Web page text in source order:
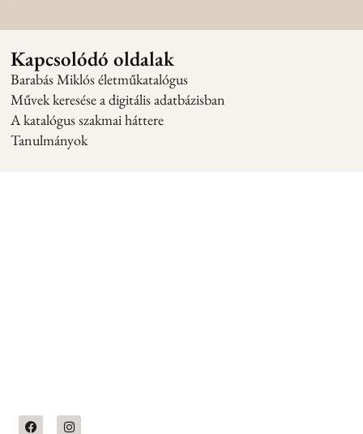
Kapcsolódó oldalak
Barabás Miklós életműkatalógus
Művek keresése a digitális adatbázisban
A katalógus szakmai háttere
Tanulmányok